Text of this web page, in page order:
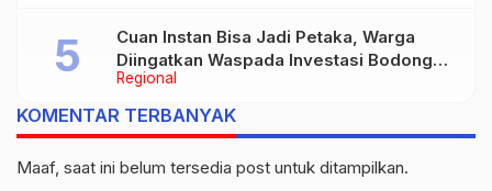
Regional
Cuan Instan Bisa Jadi Petaka, Warga
Diingatkan Waspada Investasi Bodong
dan Judi Online
KOMENTAR TERBANYAK
Maaf, saat ini belum tersedia post untuk ditampilkan.